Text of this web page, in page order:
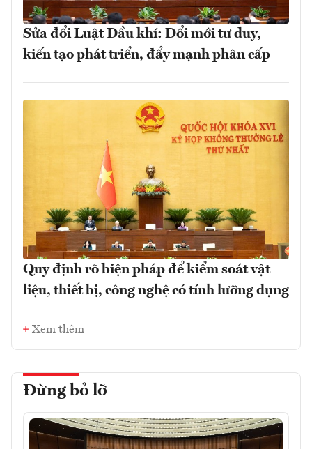
Sửa đổi Luật Dầu khí: Đổi mới tư duy,
kiến tạo phát triển, đẩy mạnh phân cấp
Quy định rõ biện pháp để kiểm soát vật
liệu, thiết bị, công nghệ có tính lưỡng dụng
Xem thêm
Đừng bỏ lỡ